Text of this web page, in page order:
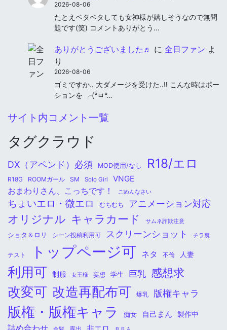
2026-08-06
たとえベタベタしても女神様が嬉しそうなので無問
題です(笑) コメントありがとう…
ありがとうございました♬ に 全日ファン よ
り
2026-08-06
ゴミですか‥ 大ダメージを受けた‥‼︎ こんな時はポー
ションを ╭(°ㅂ°…
サイト内コメント一覧
タグクラウド
DX（アペンド）必須 MOD使用/なし R18/エロ
R18G ROOMガール SM Solo Girl VNGE
おまわりさん、こっちです！ ごめんなさい
ちょいエロ・微エロ むちむち アニメーション対応
オリジナル キャラカード サムネ詐欺注意
ショタ＆ロリ シーン投稿利用可 スクリーンショット チラ裏
テスト トップページ可 ネタ 不倫 人妻
利用可 制服 女王様 妄想 学生 巨乳 感想求
改変可 改造再配布可 爆乳 版権キャラ
版権・版権キャラ 痴女 自己まん 製作中